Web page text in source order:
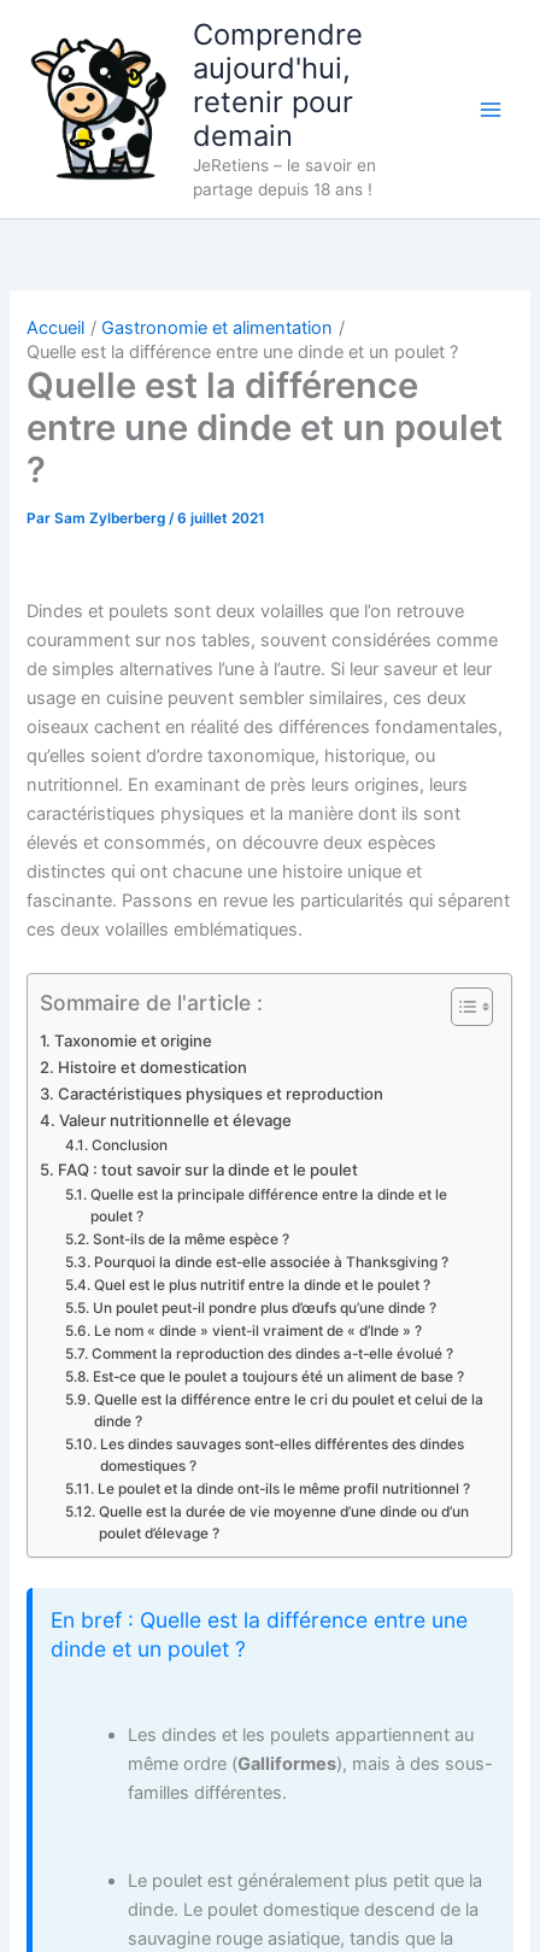
contenu
Comprendre
aujourd'hui,
retenir pour
demain
JeRetiens – le savoir en
partage depuis 18 ans !
Accueil
Gastronomie et alimentation
Quelle est la différence entre une dinde et un poulet ?
Quelle est la différence
entre une dinde et un poulet
?
ParSam Zylberberg/6 juillet 2021
Dindes et poulets sont deux volailles que l’on retrouve
couramment sur nos tables, souvent considérées comme
de simples alternatives l’une à l’autre. Si leur saveur et leur
usage en cuisine peuvent sembler similaires, ces deux
oiseaux cachent en réalité des différences fondamentales,
qu’elles soient d’ordre taxonomique, historique, ou
nutritionnel. En examinant de près leurs origines, leurs
caractéristiques physiques et la manière dont ils sont
élevés et consommés, on découvre deux espèces
distinctes qui ont chacune une histoire unique et
fascinante. Passons en revue les particularités qui séparent
ces deux volailles emblématiques.
Sommaire de l'article :
Taxonomie et origine
Histoire et domestication
Caractéristiques physiques et reproduction
Valeur nutritionnelle et élevage
Conclusion
FAQ : tout savoir sur la dinde et le poulet
Quelle est la principale différence entre la dinde et le
poulet ?
Sont-ils de la même espèce ?
Pourquoi la dinde est-elle associée à Thanksgiving ?
Quel est le plus nutritif entre la dinde et le poulet ?
Un poulet peut-il pondre plus d’œufs qu’une dinde ?
Le nom « dinde » vient-il vraiment de « d’Inde » ?
Comment la reproduction des dindes a-t-elle évolué ?
Est-ce que le poulet a toujours été un aliment de base ?
Quelle est la différence entre le cri du poulet et celui de la
dinde ?
Les dindes sauvages sont-elles différentes des dindes
domestiques ?
Le poulet et la dinde ont-ils le même profil nutritionnel ?
Quelle est la durée de vie moyenne d’une dinde ou d’un
poulet d’élevage ?
En bref : Quelle est la différence entre une
dinde et un poulet ?
Les dindes et les poulets appartiennent au
même ordre (Galliformes), mais à des sous-
familles différentes.
Le poulet est généralement plus petit que la
dinde. Le poulet domestique descend de la
sauvagine rouge asiatique, tandis que la